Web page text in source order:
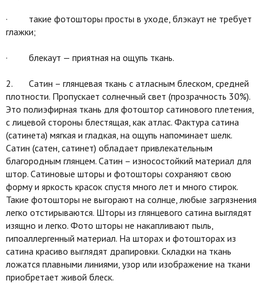
· такие фотошторы просты в уходе, блэкаут не требует
глажки;
· блекаут — приятная на ощупь ткань.
2. Сатин – глянцевая ткань с атласным блеском, средней
плотности. Пропускает солнечный свет (прозрачность 30%).
Это полиэфирная ткань для фотоштор сатинового плетения,
с лицевой стороны блестящая, как атлас. Фактура сатина
(сатинета) мягкая и гладкая, на ощупь напоминает шелк.
Сатин (сатен, сатинет) обладает привлекательным
благородным глянцем. Сатин – износостойкий материал для
штор. Сатиновые шторы и фотошторы сохраняют свою
форму и яркость красок спустя много лет и много стирок.
Такие фотошторы не выгорают на солнце, любые загрязнения
легко отстирываются. Шторы из глянцевого сатина выглядят
изящно и легко. Фото шторы не накапливают пыль,
гипоаллергенный материал. На шторах и фотошторах из
сатина красиво выглядят драпировки. Складки на ткань
ложатся плавными линиями, узор или изображение на ткани
приобретает живой блеск.